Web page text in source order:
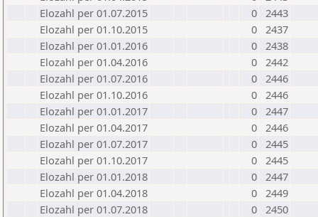
Elozahl per 01.07.2015
0 2443
Elozahl per 01.10.2015
0 2437
Elozahl per 01.01.2016
0 2438
Elozahl per 01.04.2016
0 2442
Elozahl per 01.07.2016
0 2446
Elozahl per 01.10.2016
0 2446
Elozahl per 01.01.2017
0 2447
Elozahl per 01.04.2017
0 2446
Elozahl per 01.07.2017
0 2445
Elozahl per 01.10.2017
0 2445
Elozahl per 01.01.2018
0 2447
Elozahl per 01.04.2018
0 2449
Elozahl per 01.07.2018
0 2450